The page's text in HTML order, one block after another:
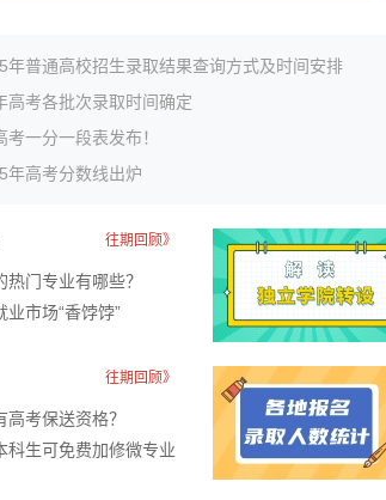
年普通高校招生录取结果查询方式及时间安排
高考各批次录取时间确定
一分一段表发布！
年高考分数线出炉
往期回顾》
门专业有哪些？
业市场“香饽饽”​
往期回顾》
高考保送资格？
科生可免费加修微专业